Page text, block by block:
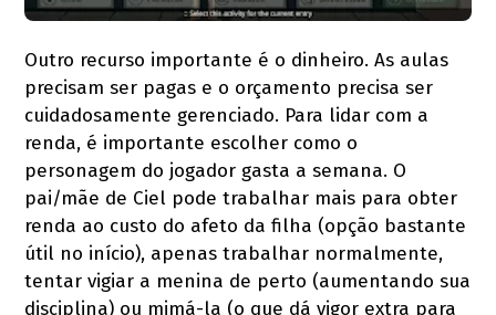
Outro recurso importante é o dinheiro. As aulas
precisam ser pagas e o orçamento precisa ser
cuidadosamente gerenciado. Para lidar com a
renda, é importante escolher como o
personagem do jogador gasta a semana. O
pai/mãe de Ciel pode trabalhar mais para obter
renda ao custo do afeto da filha (opção bastante
útil no início), apenas trabalhar normalmente,
tentar vigiar a menina de perto (aumentando sua
disciplina) ou mimá-la (o que dá vigor extra para